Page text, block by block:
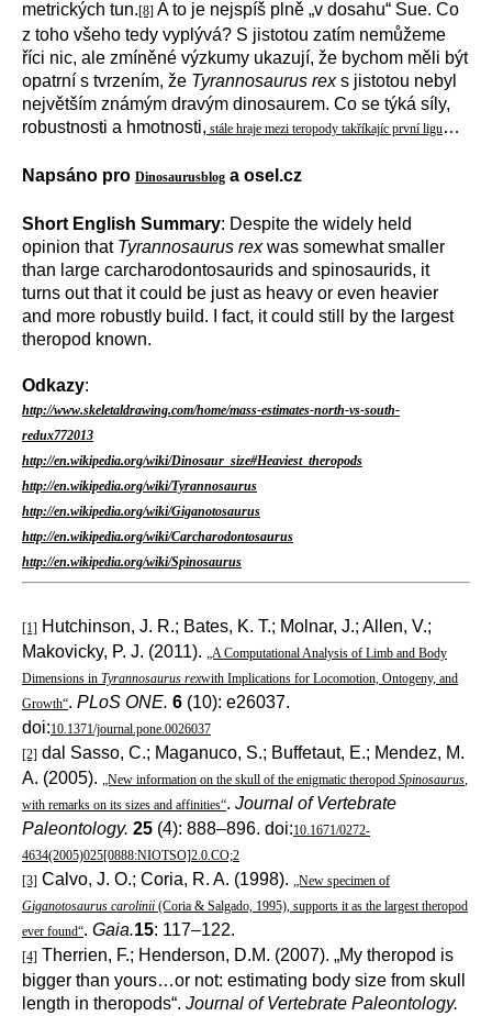
metrických tun.[8] A to je nejspíš plně „v dosahu“ Sue. Co
z toho všeho tedy vyplývá? S jistotou zatím nemůžeme
říci nic, ale zmíněné výzkumy ukazují, že bychom měli být
opatrní s tvrzením, že Tyrannosaurus rexs jistotou nebyl
největším známým dravým dinosaurem. Co se týká síly,
robustnosti a hmotnosti, stále hraje mezi teropody takříkajíc první ligu…
Napsáno pro Dinosaurusblog a osel.cz
Short English Summary: Despite the widely held
opinion that Tyrannosaurus rexwas somewhat smaller
than large carcharodontosaurids and spinosaurids, it
turns out that it could be just as heavy or even heavier
and more robustly build. I fact, it could still by the largest
theropod known.
Odkazy:
http://www.skeletaldrawing.com/home/mass-estimates-north-vs-south-
redux772013
http://en.wikipedia.org/wiki/Dinosaur_size#Heaviest_theropods
http://en.wikipedia.org/wiki/Tyrannosaurus
http://en.wikipedia.org/wiki/Giganotosaurus
http://en.wikipedia.org/wiki/Carcharodontosaurus
http://en.wikipedia.org/wiki/Spinosaurus
[1] Hutchinson, J. R.; Bates, K. T.; Molnar, J.; Allen, V.;
Makovicky, P. J. (2011). „A Computational Analysis of Limb and Body
Dimensions in Tyrannosaurus rexwith Implications for Locomotion, Ontogeny, and
Growth“. PLoS ONE. 6 (10): e26037.
doi:10.1371/journal.pone.0026037
[2] dal Sasso, C.; Maganuco, S.; Buffetaut, E.; Mendez, M.
A. (2005). „New information on the skull of the enigmatic theropod Spinosaurus,
with remarks on its sizes and affinities“. Journal of Vertebrate
Paleontology. 25 (4): 888–896. doi:10.1671/0272-
4634(2005)025[0888:NIOTSO]2.0.CO;2
[3] Calvo, J. O.; Coria, R. A. (1998). „New specimen of
Giganotosaurus carolinii (Coria & Salgado, 1995), supports it as the largest theropod
ever found“. Gaia.15: 117–122.
[4] Therrien, F.; Henderson, D.M. (2007). „My theropod is
bigger than yours…or not: estimating body size from skull
length in theropods“. Journal of Vertebrate Paleontology.